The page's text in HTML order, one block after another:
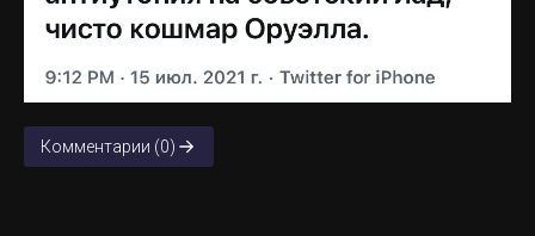
Комментарии (0)